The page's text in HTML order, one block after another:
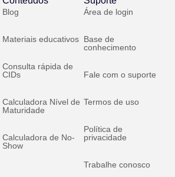
Blog
Materiais educativos
Consulta rápida de
CIDs
Calculadora Nível de
Maturidade
Calculadora de No-
Show
Área de login
Base de
conhecimento
Fale com o suporte
Termos de uso
Política de
privacidade
Trabalhe conosco